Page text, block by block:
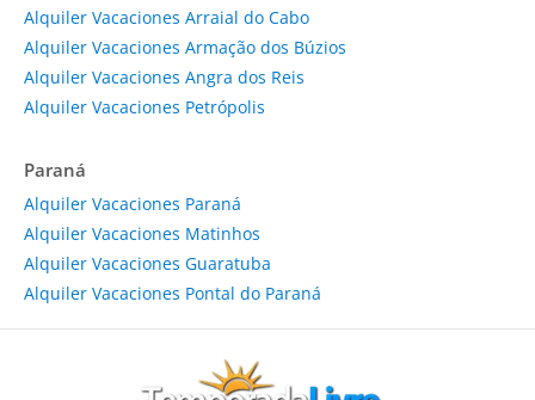
Alquiler Vacaciones Arraial do Cabo
Alquiler Vacaciones Armação dos Búzios
Alquiler Vacaciones Angra dos Reis
Alquiler Vacaciones Petrópolis
Paraná
Alquiler Vacaciones Paraná
Alquiler Vacaciones Matinhos
Alquiler Vacaciones Guaratuba
Alquiler Vacaciones Pontal do Paraná